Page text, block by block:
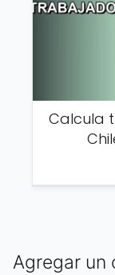
Calcula
Agregar un